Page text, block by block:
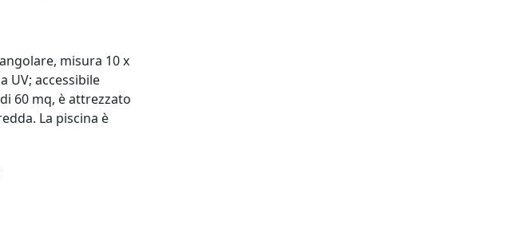
misura 10 x
UV; accessibile
60 mq, è attrezzato
La piscina è